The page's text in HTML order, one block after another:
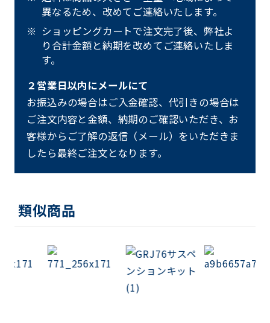
異なるため、改めてご連絡いたします。
ショッピングカートで注文完了後、弊社よ
り合計金額と納期を改めてご連絡いたしま
す。
２営業日以内にメールにて
お振込みの場合はご入金確認、代引きの場合は
ご注文内容と金額、納期のご確認いただき、お
客様からご了解の返信（メール）をいただきま
したら最終ご注文となります。
類似商品